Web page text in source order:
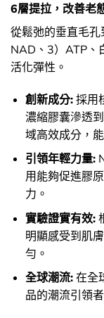
6層提拉，改善老
從鬆弛的垂直毛孔
NAD、3）ATP、
活化彈性。
創新成分:採用
濃縮膠囊滲透
域高效成分，
引領年輕力量:
用能夠促進膠
力。
實驗證實有效:
明顯感受到肌
勻。
全球潮流:在全
品的潮流引領者